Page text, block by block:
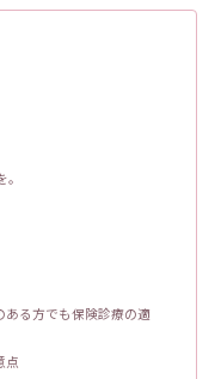
ある方でも保険診療の適
点